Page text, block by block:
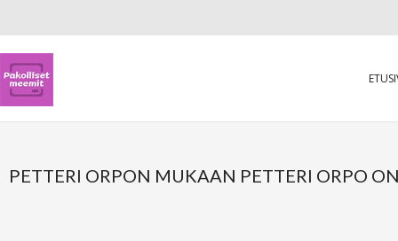
PETTERI ORPON MUKAAN PETTERI ORPO